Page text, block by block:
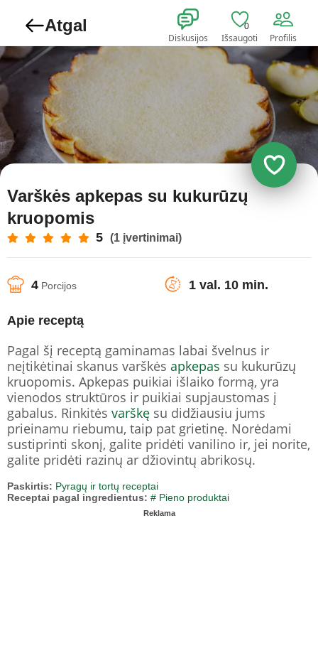
Atgal
Diskusijos
0
Išsaugoti Profilis
Varškės apkepas su kukurūzų
kruopomis
5 (1 įvertinimai)
4 Porcijos 1 val. 10 min.
Apie receptą
Pagal šį receptą gaminamas labai švelnus ir
neįtikėtinai skanus varškės apkepas su kukurūzų
kruopomis. Apkepas puikiai išlaiko formą, yra
vienodos struktūros ir puikiai supjaustomas į
gabalus. Rinkitės varškę su didžiausiu jums
prieinamu riebumu, taip pat grietinę. Norėdami
sustiprinti skonį, galite pridėti vanilino ir, jei norite,
galite pridėti razinų ar džiovintų abrikosų.
Paskirtis: Pyragų ir tortų receptai
Receptai pagal ingredientus: # Pieno produktai
Reklama